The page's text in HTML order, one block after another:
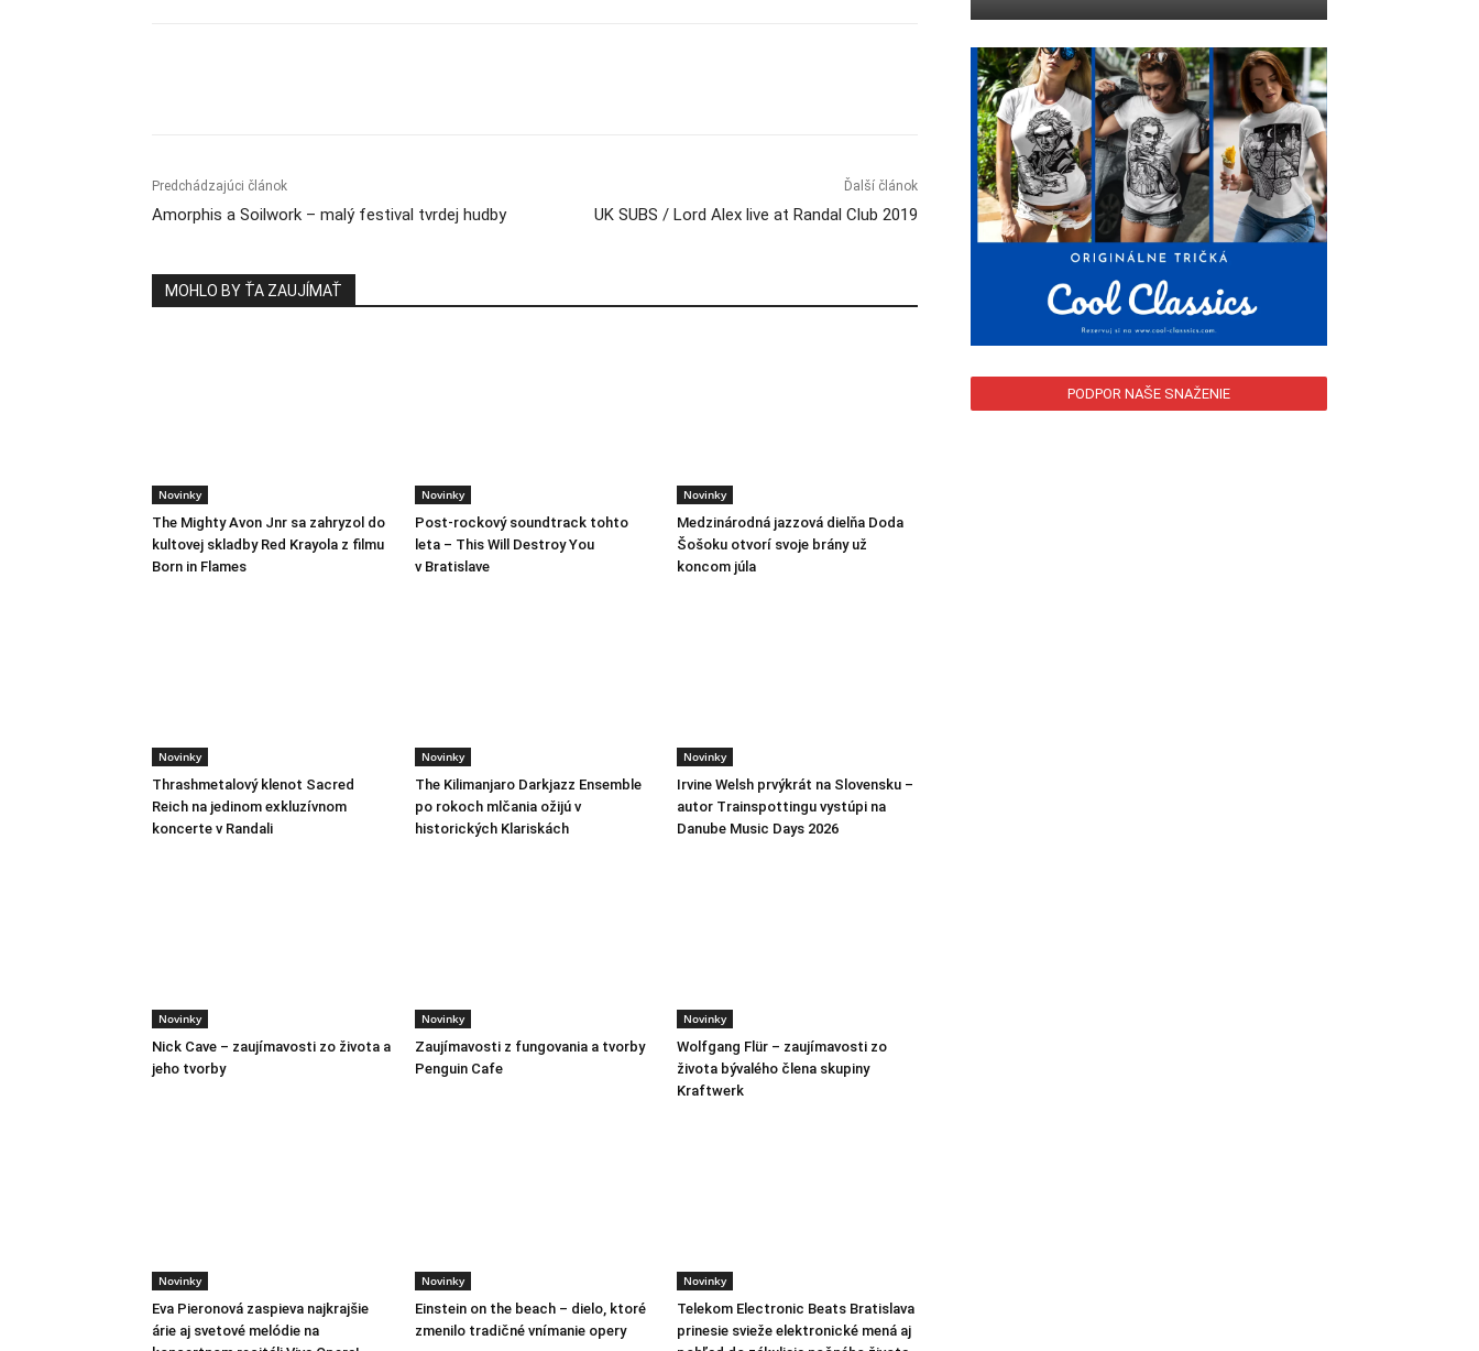
Predchádzajúci článok
Amorphis a Soilwork – malý festival tvrdej hudby
Ďalší článok
UK SUBS / Lord Alex live at Randal Club 2019
MOHLO BY ŤA ZAUJÍMAŤ
Novinky
The Mighty Avon Jnr sa zahryzol do
kultovej skladby Red Krayola z filmu
Born in Flames
Novinky
Post-rockový soundtrack tohto
leta – This Will Destroy You
v Bratislave
Novinky
Medzinárodná jazzová dielňa Doda
Šošoku otvorí svoje brány už
koncom júla
Novinky
Thrashmetalový klenot Sacred
Reich na jedinom exkluzívnom
koncerte v Randali
Novinky
The Kilimanjaro Darkjazz Ensemble
po rokoch mlčania ožijú v
historických Klariskách
Novinky
Irvine Welsh prvýkrát na Slovensku –
autor Trainspottingu vystúpi na
Danube Music Days 2026
Novinky
Nick Cave – zaujímavosti zo života a
jeho tvorby
Novinky
Zaujímavosti z fungovania a tvorby
Penguin Cafe
Novinky
Wolfgang Flür – zaujímavosti zo
života bývalého člena skupiny
Kraftwerk
Novinky
Eva Pieronová zaspieva najkrajšie
árie aj svetové melódie na
Novinky
Einstein on the beach – dielo, ktoré
zmenilo tradičné vnímanie opery
Novinky
Telekom Electronic Beats Bratislava
prinesie svieže elektronické mená aj
PODPOR NAŠE SNAŽENIE